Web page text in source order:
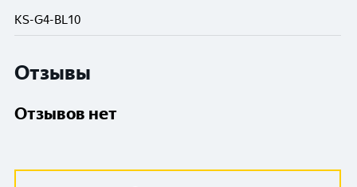
KS-G4-BL10
Отзывы
Отзывов нет